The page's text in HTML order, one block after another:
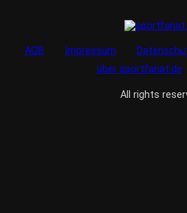
AGB Impressum
über sportfanat.de
All rights